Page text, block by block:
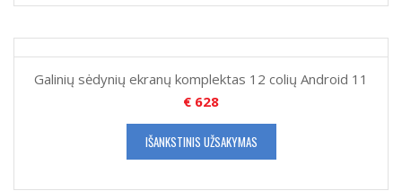
Galinių sėdynių ekranų komplektas 12 colių Android 11
€ 628
IŠANKSTINIS UŽSAKYMAS